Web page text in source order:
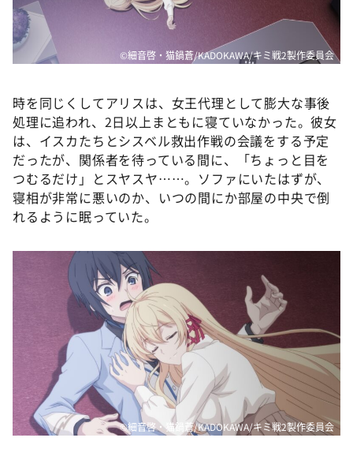
©細音啓・猫鍋蒼/KADOKAWA/キミ戦2製作委員会
時を同じくしてアリスは、女王代理として膨大な事後
処理に追われ、2日以上まともに寝ていなかった。彼女
は、イスカたちとシスベル救出作戦の会議をする予定
だったが、関係者を待っている間に、「ちょっと目を
つむるだけ」とスヤスヤ……。ソファにいたはずが、
寝相が非常に悪いのか、いつの間にか部屋の中央で倒
れるように眠っていた。
©細音啓・猫鍋蒼/KADOKAWA/キミ戦2製作委員会